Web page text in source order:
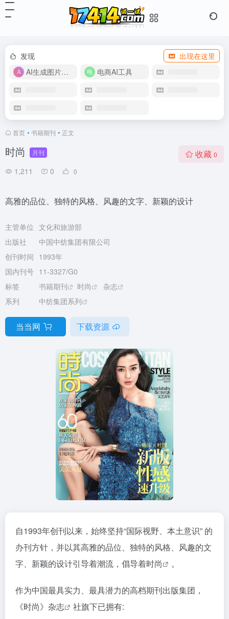
发现
出现在这里
AI生成图片视频
电商AI工具
首页 • 书籍期刊 • 正文
时尚 月刊
1,211 0 0
收藏 0
高雅的品位、独特的风格、风趣的文字、新颖的设计
主管单位 文化和旅游部
出版社
中国中纺集团有限公司
创刊时间 1993年
国内刊号 11-3327/G0
标签
书籍期刊 时尚
杂志
系列
中纺集团系列
当当网 下载资源
自1993年创刊以来，始终坚持“国际视野、本土意识” 的
办刊方针，并以其高雅的品位、独特的风格、风趣的文
字、新颖的设计引导着潮流，倡导着时尚 。
作为中国最具实力、最具潜力的高档期刊出版集团，
《时尚》 杂志 社旗下已拥有: